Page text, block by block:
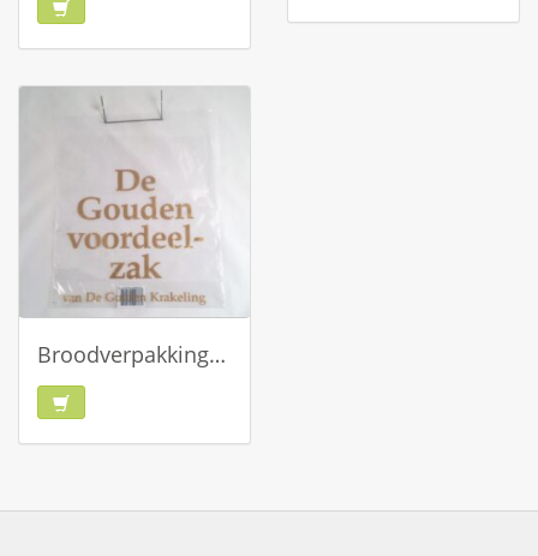
Broodverpakkingen